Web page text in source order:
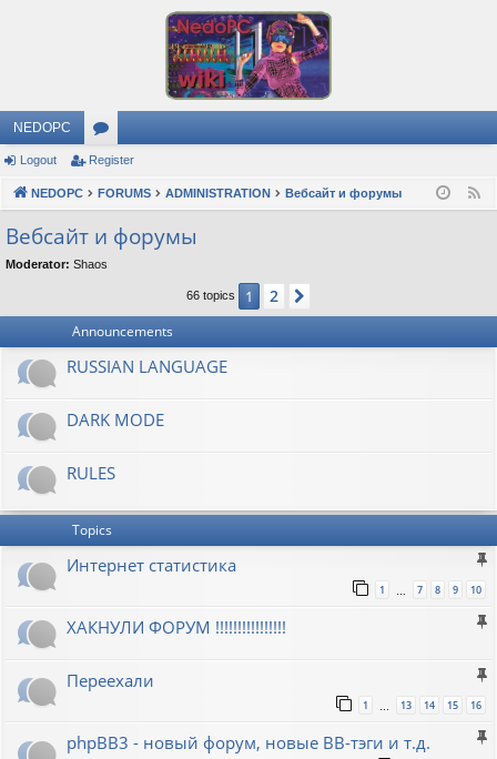
NEDOPC
or
u
s
Logout Register
NEDOPC FORUMS ADMINISTRATION Вебсайт и форумы
Вебсайт и форумы
Moderator: Shaos
66 topics 1 2
Announcements
RUSSIAN LANGUAGE
DARK MODE
RULES
Topics
Интернет статистика
1 … 7 8 9 10
ХАКНУЛИ ФОРУМ !!!!!!!!!!!!!!!!
Переехали
1 … 13 14 15 16
phpBB3 - новый форум, новые BB-тэги и т.д.